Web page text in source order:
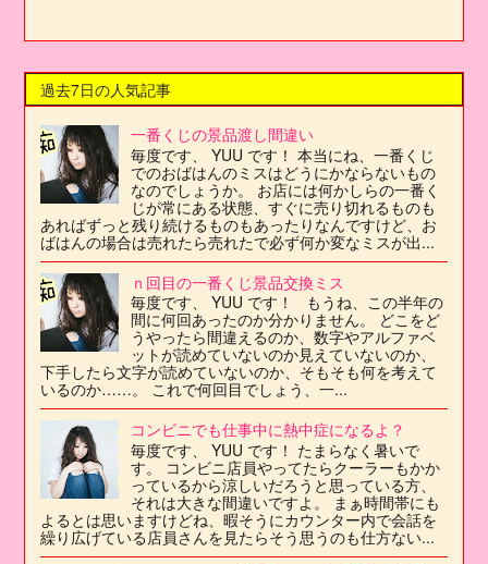
過去7日の人気記事
一番くじの景品渡し間違い
毎度です、 YUU です！ 本当にね、一番くじ
でのおばはんのミスはどうにかならないもの
なのでしょうか。 お店には何かしらの一番く
じが常にある状態、すぐに売り切れるものも
あればずっと残り続けるものもあったりなんですけど、お
ばはんの場合は売れたら売れたで必ず何か変なミスが出...
ｎ回目の一番くじ景品交換ミス
毎度です、 YUU です！ もうね、この半年の
間に何回あったのか分かりません。 どこをど
うやったら間違えるのか、数字やアルファベ
ットが読めていないのか見えていないのか、
下手したら文字が読めていないのか、そもそも何を考えて
いるのか……。 これで何回目でしょう、一...
コンビニでも仕事中に熱中症になるよ？
毎度です、 YUU です！ たまらなく暑いで
す。 コンビニ店員やってたらクーラーもかか
っているから涼しいだろうと思っている方、
それは大きな間違いですよ。 まぁ時間帯にも
よるとは思いますけどね、暇そうにカウンター内で会話を
繰り広げている店員さんを見たらそう思うのも仕方ない...